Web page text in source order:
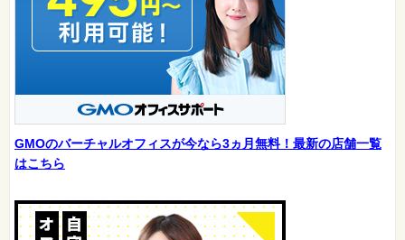
GMOのバーチャルオフィスが今なら3ヵ月無料！最新の店舗一覧
はこちら